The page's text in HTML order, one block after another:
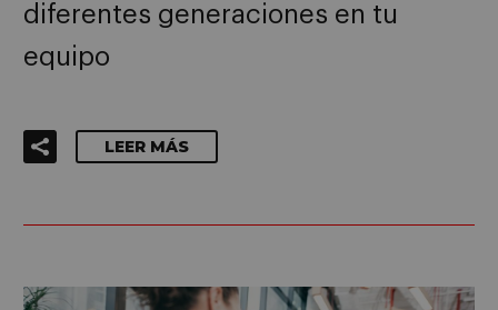
diferentes generaciones en tu
equipo
LEER MÁS